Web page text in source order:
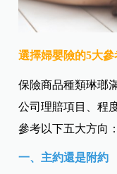
選擇婦嬰險的5大參
保險商品種類琳瑯
公司理賠項目、程
參考以下五大方向：
一、主約還是附約